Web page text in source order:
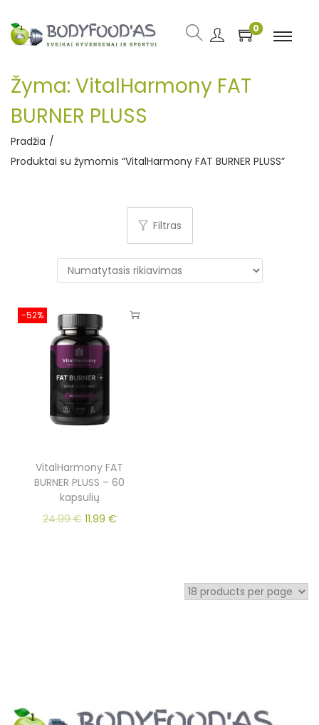
0
Žyma: VitalHarmony FAT
BURNER PLUSS
Pradžia /
Produktai su žymomis “VitalHarmony FAT BURNER PLUSS”
Filtras
-52%
VitalHarmony FAT
BURNER PLUSS – 60
kapsulių
24.99€ 11.99 €